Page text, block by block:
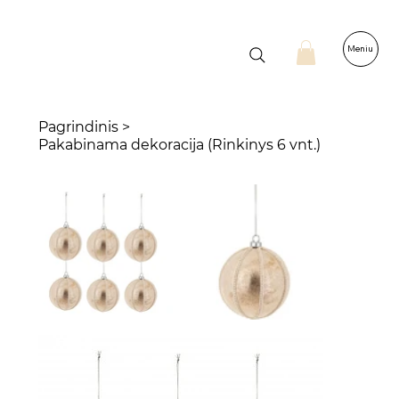
Meniu
Pagrindinis >
Pakabinama dekoracija (Rinkinys 6 vnt.)